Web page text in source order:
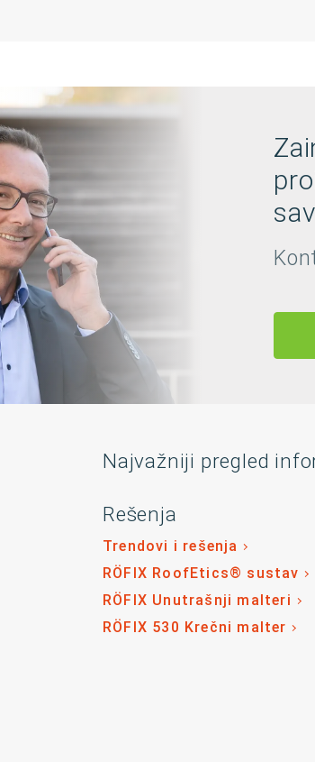
Najvažniji pregled
Rešenja
Trendovi i rešenja
RÖFIX RoofEtics® sustav
RÖFIX Unutrašnji malteri
RÖFIX 530 Krečni malter